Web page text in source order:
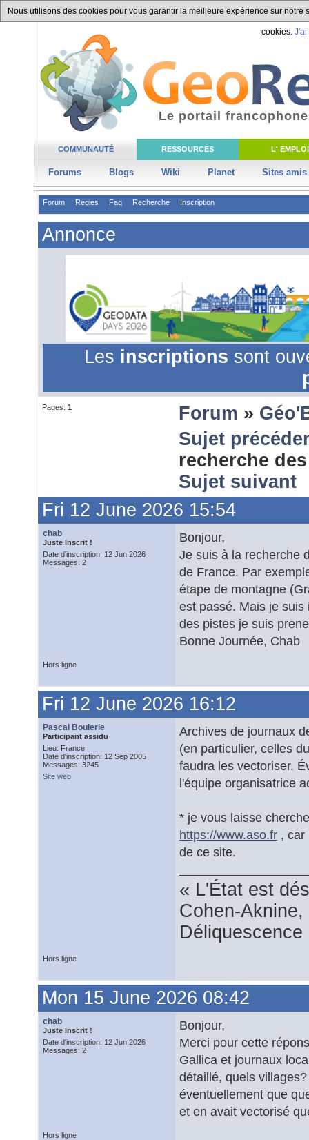
Nous utilisons des cookies pour vous garantir la meilleure expérience sur
cookies. J'ai
COMMUNAUTÉ RESSOURCES L' EMPLOI
Forums Blogs Wiki Planet Sites amis
Le portail
Forum Règles Faq Recherche Inscription
Annonce
Les inscriptions sont
Pages: 1 Forum »
Sujet
recherche
Sujet suivant
Fri 12 June 2026 15:54
chab
Juste Inscrit !
Date d'inscription: 12 Jun 2026
Messages: 2
Bonjour,
Je suis à la recherche
de France. Par
étape de montagne
est passé. Mais je
des pistes je suis
Bonne Journée, Chab
Hors ligne
Fri 12 June 2026 16:12
Pascal Boulerie
Participant assidu
Lieu: France
Date d'inscription: 12 Sep 2005
Messages: 3245
Site web
Archives de journaux
(en particulier, celles
faudra les vectoriser.
l'équipe organisatrice
* je vous laisse
https://www.aso.fr ,
de ce site.
« L'État est
Cohen-
Hors ligne
Mon 15 June 2026 08:42
chab
Juste Inscrit !
Date d'inscription: 12 Jun 2026
Messages: 2
Bonjour,
Merci pour cette
Gallica et journaux
détaillé, quels
éventuellement que
et en avait vectorisé
Hors ligne